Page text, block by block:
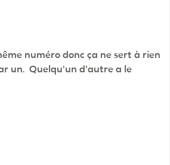
numéro donc ça ne sert à rien
un. Quelqu'un d'autre a le